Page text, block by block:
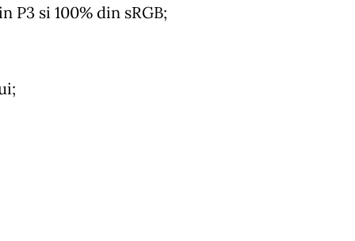
P3 si 100% din sRGB;